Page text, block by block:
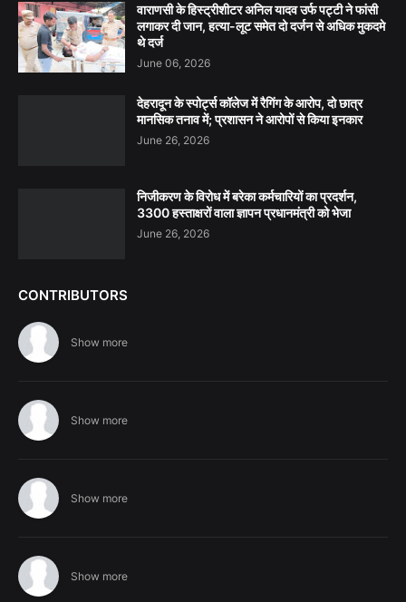
वाराणसी के हिस्ट्रीशीटर अनिल यादव उर्फ पट्टी ने फांसी
लगाकर दी जान, हत्या-लूट समेत दो दर्जन से अधिक मुकदमे
थे दर्ज
June 06, 2026
देहरादून के स्पोर्ट्स कॉलेज में रैगिंग के आरोप, दो छात्र
मानसिक तनाव में; प्रशासन ने आरोपों से किया इनकार
June 26, 2026
निजीकरण के विरोध में बरेका कर्मचारियों का प्रदर्शन,
3300 हस्ताक्षरों वाला ज्ञापन प्रधानमंत्री को भेजा
June 26, 2026
CONTRIBUTORS
Show more
Show more
Show more
Show more